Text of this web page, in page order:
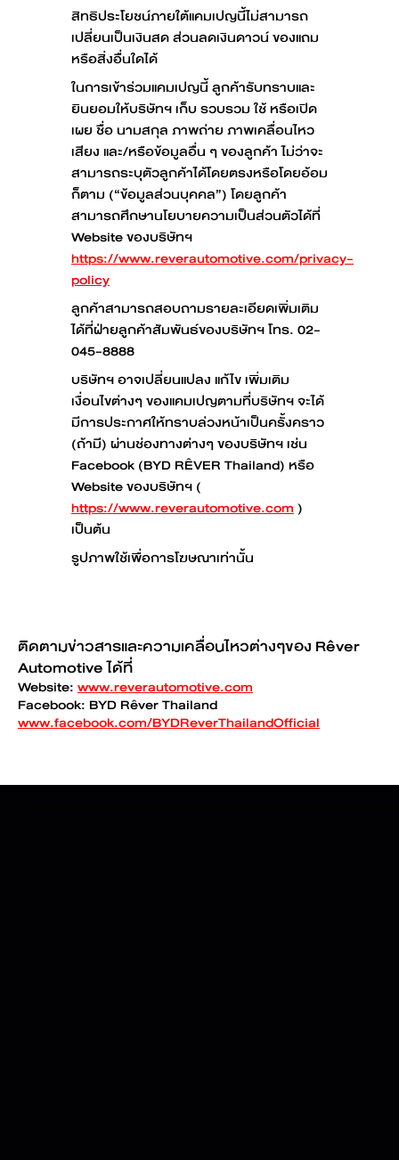
สิทธิประโยชน์ภายใต้แคมเปญนี้ไม่สามารถ
เปลี่ยนเป็นเงินสด ส่วนลดเงินดาวน์ ของแถม
หรือสิ่งอื่นใดได้
ในการเข้าร่วมแคมเปญนี้ ลูกค้ารับทราบและ
ยินยอมให้บริษัทฯ เก็บ รวบรวม ใช้ หรือเปิด
เผย ชื่อ นามสกุล ภาพถ่าย ภาพเคลื่อนไหว
เสียง และ/หรือข้อมูลอื่น ๆ ของลูกค้า ไม่ว่าจะ
สามารถระบุตัวลูกค้าได้โดยตรงหรือโดยอ้อม
ก็ตาม (“ข้อมูลส่วนบุคคล”) โดยลูกค้า
สามารถศึกษานโยบายความเป็นส่วนตัวได้ที่
Website ของบริษัทฯ
https://www.reverautomotive.com/privacy-
policy
ลูกค้าสามารถสอบถามรายละเอียดเพิ่มเติม
ได้ที่ฝ่ายลูกค้าสัมพันธ์ของบริษัทฯ โทร. 02-
045-8888
บริษัทฯ อาจเปลี่ยนแปลง แก้ไข เพิ่มเติม
เงื่อนไขต่างๆ ของแคมเปญตามที่บริษัทฯ จะได้
มีการประกาศให้ทราบล่วงหน้าเป็นครั้งคราว
(ถ้ามี) ผ่านช่องทางต่างๆ ของบริษัทฯ เช่น
Facebook (BYD RÊVER Thailand) หรือ
Website ของบริษัทฯ (
https://www.reverautomotive.com)
เป็นต้น
รูปภาพใช้เพื่อการโฆษณาเท่านั้น
ติดตามข่าวสารและความเคลื่อนไหวต่างๆของ Rêver
Automotive ได้ที่
Website:www.reverautomotive.com
Facebook: BYD Rêver Thailand
www.facebook.com/BYDReverThailandOfficial